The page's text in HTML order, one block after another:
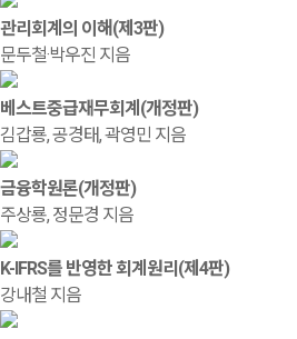
관리회계의 이해(제3판)
문두철·박우진 지음
베스트중급재무회계(개정판)
김갑룡, 공경태, 곽영민 지음
금융학원론(개정판)
주상룡, 정문경 지음
K-IFRS를 반영한 회계원리(제4판)
강내철 지음